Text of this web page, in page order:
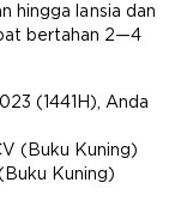
hingga lansia dan
bertahan 2—4
(1441H), Anda
(Buku Kuning)
Kuning)